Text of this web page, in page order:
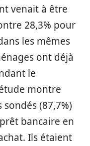
venait à être
28,3% pour
les mêmes
ont déjà
le
montre
(87,7%)
bancaire en
Ils étaient